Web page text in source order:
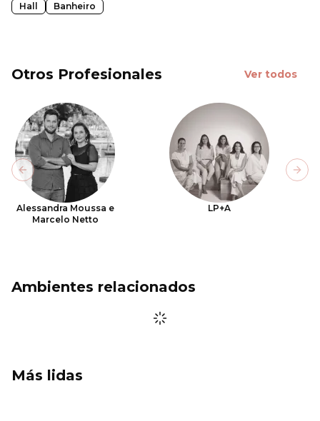
Hall Banheiro
Otros Profesionales Ver todos
Alessandra Moussa e
Marcelo Netto
LP+A
Previous slide
Ambientes relacionados
Más lidas